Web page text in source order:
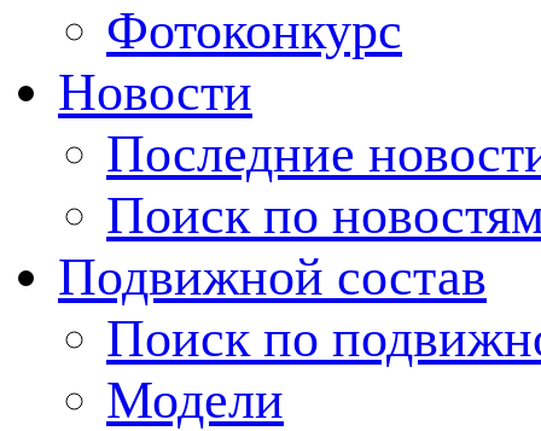
Фотоконкурс
Новости
Последние
Поиск по
Подвижной состав
Поиск по
Модели